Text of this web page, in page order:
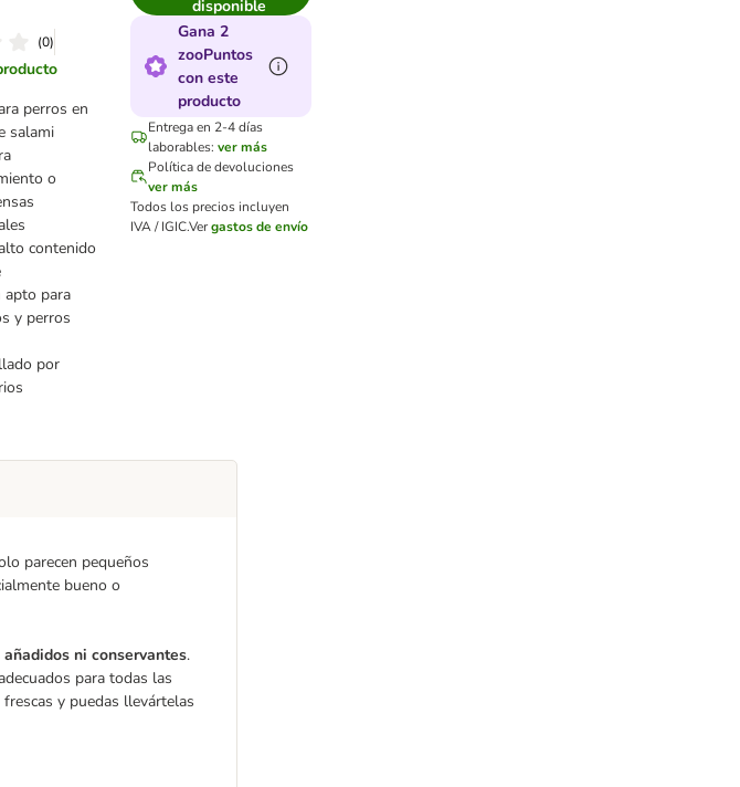
(0)
perros en
salami
o
contenido
apto para
y perros
por
disponible
Gana 2
zooPuntos
con este
producto
Entrega en 2-4 días
laborables: ver más
Política de devoluciones
ver más
Todos los precios incluyen
IVA / IGIC.Vergastos de envío
parecen pequeños
bueno o
ni conservantes.
para todas las
y puedas llevártelas